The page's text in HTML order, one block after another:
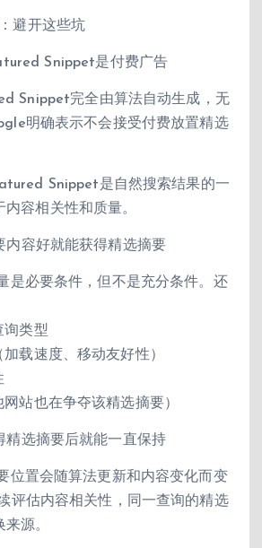
避开这些坑
Snippet是付费广告
Snippet完全由算法自动生成，无
明确表示不会接受付费放置精选
Snippet是自然搜索结果的一
容相关性和质量。
内容好就能获得精选摘要
是必要条件，但不是充分条件。还
询类型
载速度、移动友好性）
站也在争夺该精选摘要）
精选摘要后就能一直保持
位置会随算法更新和内容变化而变
评估内容相关性，同一查询的精选
源。